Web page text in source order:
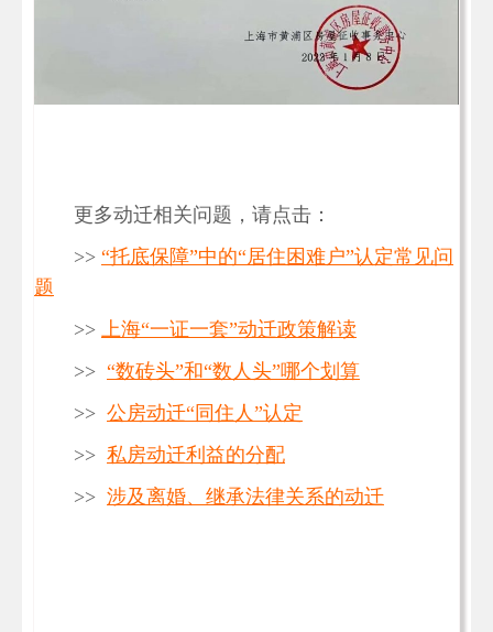
更多动迁相关问题，请点击：
>> “托底保障”中的“居住困难户”认定常见问
题
>> 上海“一证一套”动迁政策解读
>> “数砖头”和“数人头”哪个划算
>> 公房动迁“同住人”认定
>> 私房动迁利益的分配
>> 涉及离婚、继承法律关系的动迁